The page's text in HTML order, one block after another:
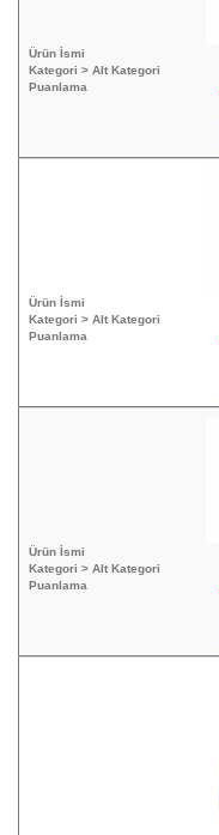
Ürün İsmi
Kategori > Alt Kategori
Puanlama
Ürün İsmi
Kategori > Alt Kategori
Puanlama
Ürün İsmi
Kategori > Alt Kategori
Puanlama